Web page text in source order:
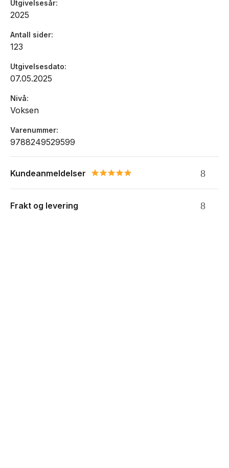
Utgivelsesår
2025
Antall sider
123
Utgivelsesdato
07.05.2025
Nivå
Voksen
Varenummer
9788249529599
Kundeanmeldelser 5.0 star rating
Frakt og levering